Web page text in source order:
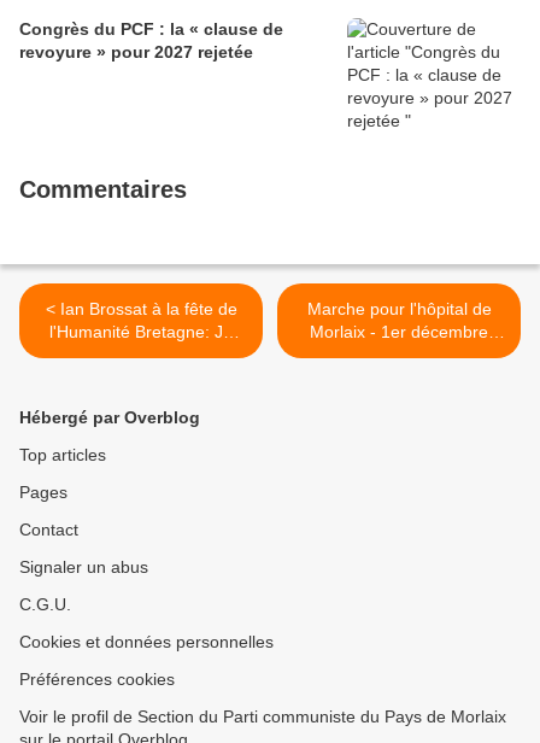
Lille. Le secrétaire national, dont la
candidature devrait être officialisée le
Congrès du PCF : la « clause de
revoyure » pour 2027 rejetée
Commentaires
< Ian Brossat à la fête de
l'Humanité Bretagne: Je
soutiens à 100% les Gilets
Marche pour l'hôpital de
Morlaix - 1er décembre
2018 (photos Pierre-Yvon
Hébergé par Overblog
Top articles
Pages
Contact
Signaler un abus
C.G.U.
Cookies et données personnelles
Préférences cookies
Voir le profil de Section du Parti communiste du Pays de Morlaix